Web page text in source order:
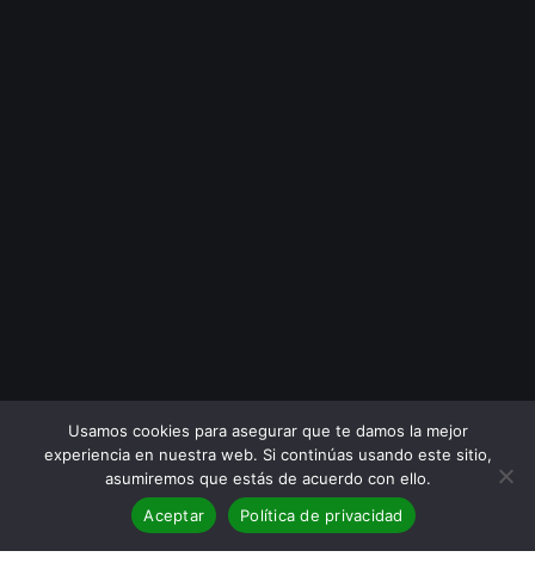
Usamos cookies para asegurar que te damos la mejor
experiencia en nuestra web. Si continúas usando este sitio,
asumiremos que estás de acuerdo con ello.
Aceptar
Política de privacidad